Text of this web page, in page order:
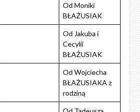
Od Moniki
BŁAŻUSIAK
Od Jakuba i
Cecylii
BŁAŻUSIAK
Od Wojciecha
BŁAŻUSIAKA z
rodziną